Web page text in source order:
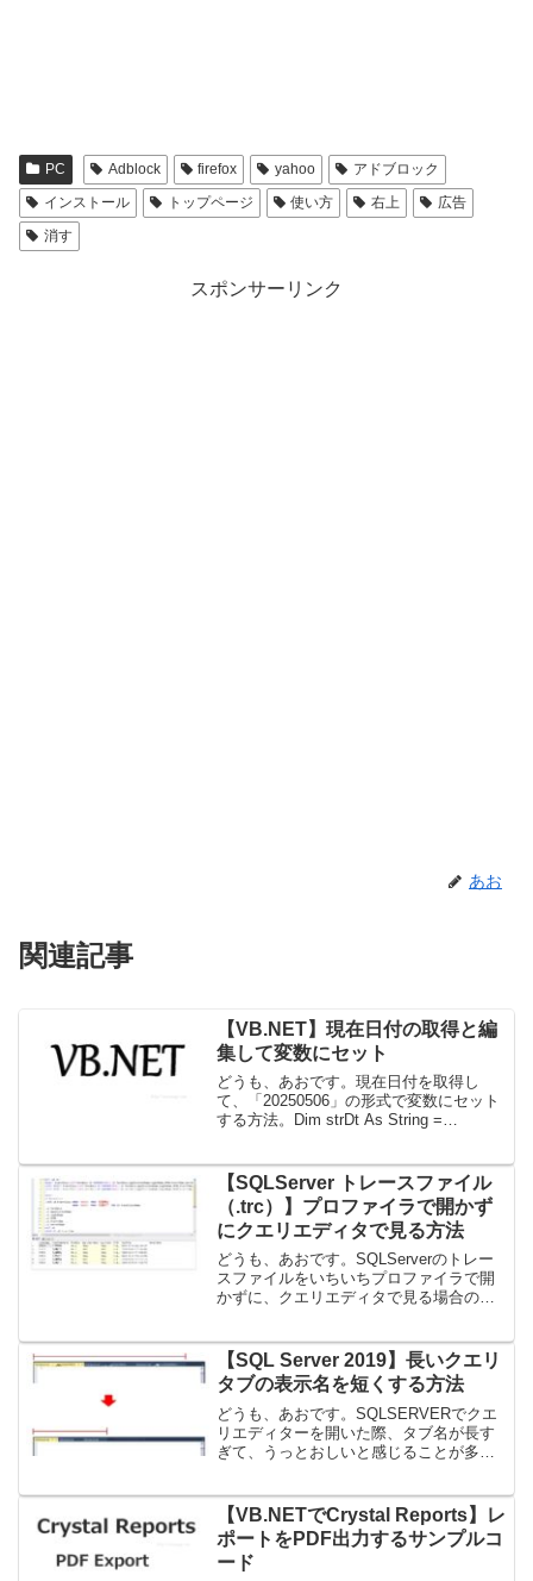
PC Adblock firefox yahoo
アドブロック
インストール
トップページ 使い方 右上
広告
消す
スポンサーリンク
あお
関連記事
【VB.NET】現在日付の取得と編
集して変数にセット
どうも、あおです。現在日付を取得し
て、「20250506」の形式で変数にセット
する方法。Dim strDt As String =
【SQLServer トレースファイル
（.trc）】プロファイラで開かず
にクエリエディタで見る方法
どうも、あおです。SQLServerのトレー
スファイルをいちいちプロファイラで開
かずに、クエリエディタで見る場合の方
為など、色々編集してます。コードWITH
w1 AS(...
【SQL Server 2019】長いクエリ
タブの表示名を短くする方法
どうも、あおです。SQLSERVERでクエ
リエディターを開いた際、タブ名が長す
ぎて、うっとおしいと感じることが多々
ョン」をクリック2. 「テキスト エディタ
ー」→「...
【VB.NETでCrystal Reports】レ
ポートをPDF出力するサンプルコ
ード